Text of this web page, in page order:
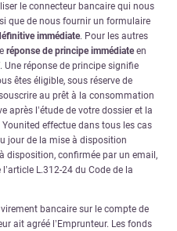
le connecteur bancaire qui nous
que de nous fournir un formulaire
immédiate. Pour les autres
réponse de principe immédiateen
réponse de principe signifie
êtes éligible, sous réserve de
au prêt à la consommation
après l’étude de votre dossier et la
effectue dans tous les cas
jour de la mise à disposition
disposition, confirmée par un email,
L.312-24 du Code de la
bancaire sur le compte de
ait agréé l’Emprunteur. Les fonds